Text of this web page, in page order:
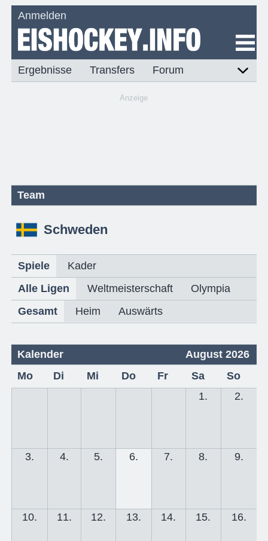
Anmelden
Ergebnisse Transfers Forum
Anzeige
Team
Schweden
Spiele
Kader
Alle Ligen
Weltmeisterschaft
Olympia
Gesamt
Heim Auswärts
Kalender
August 2026
Mo
Di Mi Do Fr Sa
So
1.
2.
3. 4. 5. 6. 7. 8. 9.
10. 11. 12. 13. 14. 15. 16.